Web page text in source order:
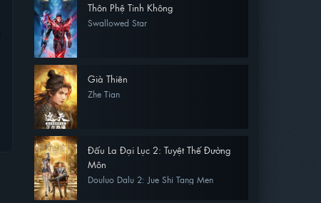
Thôn Phệ Tinh Không
Swallowed Star
Già Thiên
Zhe Tian
Đấu La Đại Lục 2: Tuyệt Thế Đường
Môn
Douluo Dalu 2: Jue Shi Tang Men